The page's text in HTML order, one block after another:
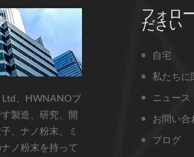
フォロ
ださい
自宅
私たちに
ニュース
お問い合
ブログ
、HWNANOブ
製造、研究、開
、ナノ粉末、ミ
ノ粉末を持って